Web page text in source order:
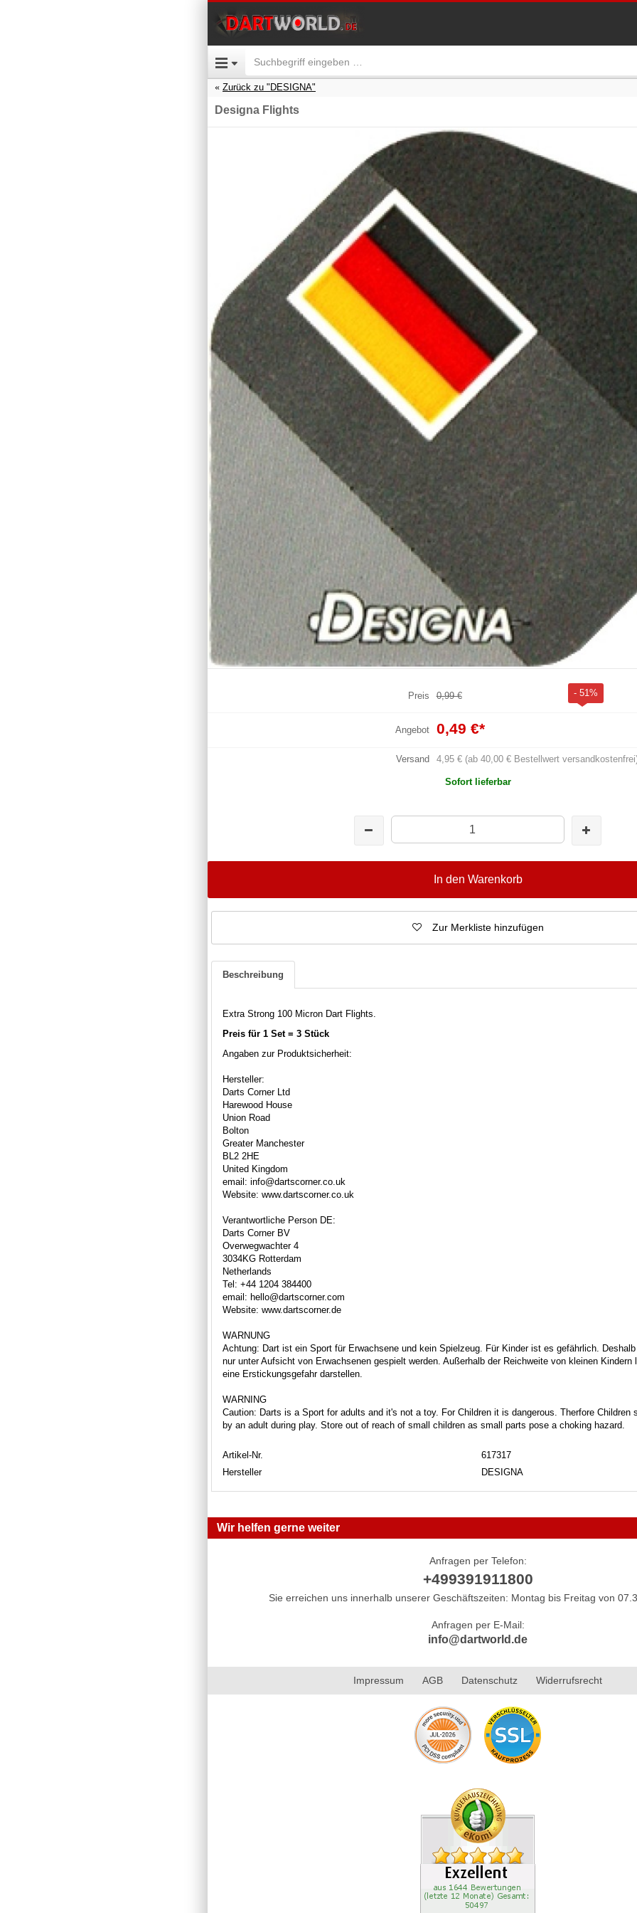
Zurück zu "DESIGNA"
Designa Flights
Preis 0,99 € - 51%
Angebot 0,49 €*
Versand 4,95 € (ab 40,00 € Bestellwert
Sofort lieferbar
In den Warenkorb
Zur Merkliste hinzufügen
Beschreibung
Extra Strong 100 Micron Dart Flights.
Preis für 1 Set = 3 Stück
Angaben zur Produktsicherheit:
Hersteller:
Darts Corner Ltd
Harewood House
Union Road
Bolton
Greater Manchester
BL2 2HE
United Kingdom
email: info@dartscorner.co.uk
Website: www.dartscorner.co.uk
Verantwortliche Person DE:
Darts Corner BV
Overwegwachter 4
3034KG Rotterdam
Netherlands
Tel: +44 1204 384400
email: hello@dartscorner.com
Website: www.dartscorner.de
WARNUNG
Achtung: Dart ist ein Sport für Erwachsene und kein Spielzeug. Für Kinder ist es gefährlich.
nur unter Aufsicht von Erwachsenen gespielt werden. Außerhalb der Reichweite von kleinen Kindern
eine Erstickungsgefahr darstellen.
WARNING
Caution: Darts is a Sport for adults and it's not a toy. For Children it is dangerous. Therfore Children
by an adult during play. Store out of reach of small children as small parts pose a choking hazard.
Artikel-Nr.
617317
Hersteller
DESIGNA
Wir helfen gerne weiter
Anfragen per Telefon:
+499391911800
Sie erreichen uns innerhalb unserer Geschäftszeiten: Montag bis Freitag von
Anfragen per E-Mail:
info@dartworld.de
Impressum AGB Datenschutz Widerrufsrecht